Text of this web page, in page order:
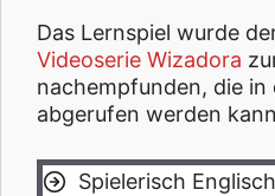
Das Lernspiel wurde
Videoserie Wizadora
nachempfunden, die in
abgerufen werden
Spielerisch